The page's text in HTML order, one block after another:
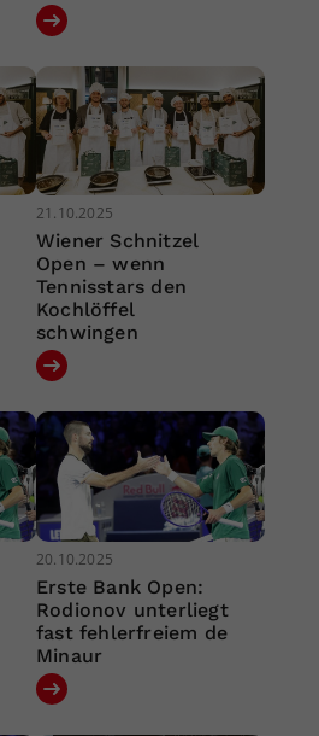
21.10.2025
Wiener Schnitzel
Open – wenn
Tennisstars den
Kochlöffel
schwingen
20.10.2025
Erste Bank Open:
Rodionov unterliegt
fast fehlerfreiem de
Minaur